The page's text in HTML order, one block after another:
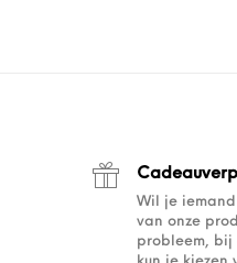
Wil je iemand
van onze
probleem, bij